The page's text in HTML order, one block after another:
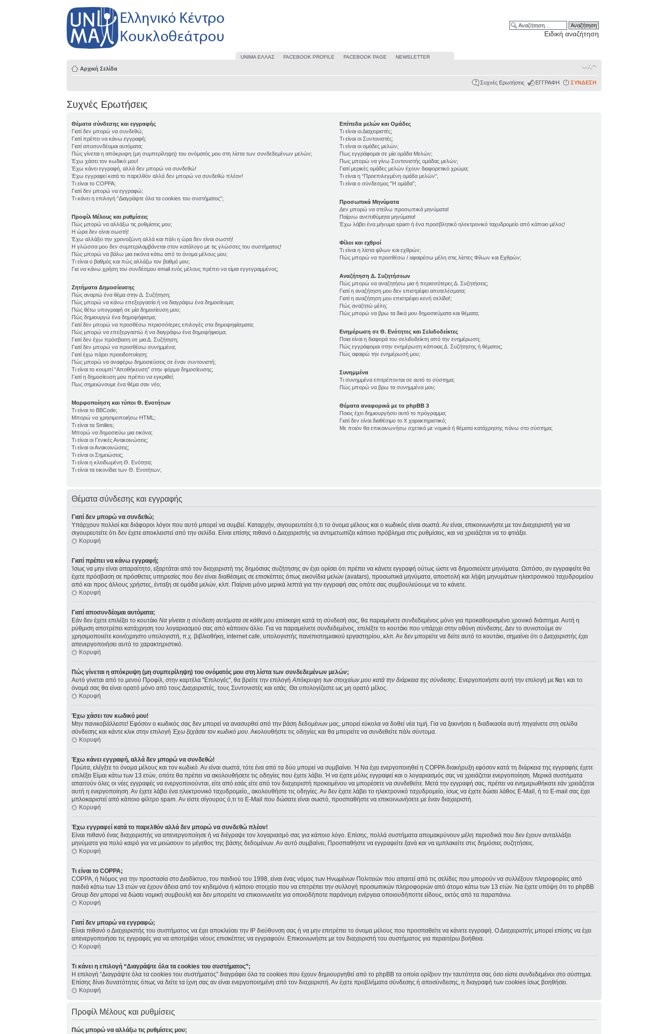
Ειδική αναζήτηση
UΝΙΜΑ ΕΛΛΑΣ FACEBOOK PROFILE FACEBOOK PAGE NEWSLETTER
Αρχική Σελίδα
Συχνές Ερωτήσεις ΕΓΓΡΑΦΗ ΣΥΝΔΕΣΗ
Συχνές Ερωτήσεις
Θέματα σύνδεσης και εγγραφής
Γιατί δεν μπορώ να συνδεθώ;
Γιατί πρέπει να κάνω εγγραφή;
Γιατί αποσυνδέομαι αυτόματα;
Πώς γίνεται η απόκρυψη (μη συμπερίληψη) του ονόματός μου στη λίστα των συνδεδεμένων μελών;
Έχω χάσει τον κωδικό μου!
Έχω κάνει εγγραφή, αλλά δεν μπορώ να συνδεθώ!
Έχω εγγραφεί κατά το παρελθόν αλλά δεν μπορώ να συνδεθώ πλέον!
Τι είναι το COPPA;
Γιατί δεν μπορώ να εγγραφώ;
Τι κάνει η επιλογή “Διαγράψτε όλα τα cookies του συστήματος”;
Προφίλ Μέλους και ρυθμίσεις
Πώς μπορώ να αλλάξω τις ρυθμίσεις μου;
Η ώρα δεν είναι σωστή!
Έχω αλλάξει την χρονοζώνη αλλά και πάλι η ώρα δεν είναι σωστή!
Η γλώσσα μου δεν συμπεριλαμβάνεται στον κατάλογο με τις γλώσσες του συστήματος!
Πώς μπορώ να βάλω μια εικόνα κάτω από το όνομα μέλους μου;
Τι είναι ο βαθμός και πώς αλλάζω τον βαθμό μου;
Για να κάνω χρήση του συνδέσμου email ενός μέλους πρέπει να είμαι εγγεγραμμένος;
Ζητήματα Δημοσίευσης
Πώς αναρτώ ένα θέμα στην Δ. Συζήτηση;
Πώς μπορώ να κάνω επεξεργασία ή να διαγράψω ένα δημοσίευμα;
Πώς θέτω υπογραφή σε μία δημοσίευση μου;
Πώς δημιουργώ ένα δημοψήφισμα;
Γιατί δεν μπορώ να προσθέσω περισσότερες επιλογές στα δημοψηφίσματα;
Πώς μπορώ να επεξεργαστώ ή να διαγράψω ένα δημοψήφισμα;
Γιατί δεν έχω πρόσβαση σε μια Δ. Συζήτηση;
Γιατί δεν μπορώ να προσθέσω συνημμένα;
Γιατί έχω πάρει προειδοποίηση;
Πώς μπορώ να αναφέρω δημοσιεύσεις σε έναν συντονιστή;
Τι είναι το κουμπί “Αποθήκευση” στην φόρμα δημοσίευσης;
Γιατί η δημοσίευση μου πρέπει να εγκριθεί;
Πως σημειώνουμε ένα θέμα σαν νέο;
Μορφοποίηση και τύποι Θ. Ενοτήτων
Τι είναι το BBCode;
Μπορώ να χρησιμοποιήσω HTML;
Τι είναι τα Smilies;
Μπορώ να δημοσιεύω μια εικόνα;
Τι είναι οι Γενικές Ανακοινώσεις;
Τι είναι οι Ανακοινώσεις;
Τι είναι οι Σημειώσεις;
Τι είναι η κλειδωμένη Θ. Ενότητα;
Τι είναι τα εικονίδια των Θ. Ενοτήτων;
Επίπεδα μελών και Ομάδες
Τι είναι οι Διαχειριστές;
Τι είναι οι Συντονιστές;
Τι είναι οι ομάδες μελών;
Πως εγγράφομαι σε μία ομάδα Μελών;
Πως μπορώ να γίνω Συντονιστής ομάδας μελών;
Γιατί μερικές ομάδες μελών έχουν διαφορετικό χρώμα;
Τι είναι η “Προεπιλεγμένη ομάδα μελών”;
Τι είναι ο σύνδεσμος "Η ομάδα”;
Προσωπικά Μηνύματα
Δεν μπορώ να στείλω προσωπικά μηνύματα!
Παίρνω ανεπιθύμητα μηνύματα!
Έχω λάβει ένα μήνυμα spam ή ένα προσβλητικό ηλεκτρονικό ταχυδρομείο από κάποιο μέλος!
Φίλοι και εχθροί
Τι είναι η λίστα φίλων και εχθρών;
Πώς μπορώ να προσθέσω / αφαιρέσω μέλη στις λίστες Φίλων και Εχθρών;
Αναζήτηση Δ. Συζητήσεων
Πώς μπορώ να αναζητήσω μια ή περισσότερες Δ. Συζητήσεις;
Γιατί η αναζήτηση μου δεν επιστρέφει αποτελέσματα;
Γιατί η αναζήτηση μου επιστρέφει κενή σελίδα!;
Πώς αναζητώ μέλη;
Πώς μπορώ να βρω τα δικά μου δημοσιεύματα και θέματα;
Ενημέρωση σε Θ. Ενότητες και Σελιδοδείκτες
Ποια είναι η διαφορά του σελιδοδείκτη από την ενημέρωση;
Πώς εγγράφομαι στην ενημέρωση κάποιας Δ. Συζήτησης ή θέματος;
Πώς αφαιρώ την ενημέρωσή μου;
Συνημμένα
Τι συνημμένα επιτρέπονται σε αυτό το σύστημα;
Πώς μπορώ να βρω τα συνημμένα μου;
Θέματα αναφορικά με το phpBB 3
Ποιος έχει δημιουργήσει αυτό το πρόγραμμα;
Γιατί δεν είναι διαθέσιμο το Χ χαρακτηριστικό;
Με ποιόν θα επικοινωνήσω σχετικά με νομικά ή θέματα κατάχρησης πάνω στο σύστημα;
Θέματα σύνδεσης και εγγραφής
Γιατί δεν μπορώ να συνδεθώ;
Υπάρχουν πολλοί και διάφοροι λόγοι που αυτό μπορεί να συμβεί. Καταρχήν, σιγουρευτείτε ό,τι το όνομα μέλους και ο κωδικός είναι σωστά. Αν είναι, επικοινωνήστε με τον Διαχειριστή για να
σιγουρευτείτε ότι δεν έχετε αποκλειστεί από την σελίδα. Είναι επίσης πιθανό ο Διαχειριστής να αντιμετωπίζει κάποιο πρόβλημα στις ρυθμίσεις, και να χρειάζεται να το φτιάξει.
Κορυφή
Γιατί πρέπει να κάνω εγγραφή;
Ίσως να μην είναι απαραίτητο, εξαρτάται από τον διαχειριστή της δημόσιας συζήτησης αν έχει ορίσει ότι πρέπει να κάνετε εγγραφή ούτως ώστε να δημοσιεύετε μηνύματα. Ωστόσο, αν εγγραφείτε θα
έχετε πρόσβαση σε πρόσθετες υπηρεσίες που δεν είναι διαθέσιμες σε επισκέπτες όπως εικονίδια μελών (avatars), προσωπικά μηνύματα, αποστολή και λήψη μηνυμάτων ηλεκτρονικού ταχυδρομείου
από και προς άλλους χρήστες, ένταξη σε ομάδα μελών, κλπ. Παίρνει μόνο μερικά λεπτά για την εγγραφή σας οπότε σας συμβουλεύουμε να το κάνετε.
Κορυφή
Γιατί αποσυνδέομαι αυτόματα;
Εάν δεν έχετε επιλέξει το κουτάκιΝα γίνεται η σύνδεση αυτόματα σε κάθε μου επίσκεψη κατά τη σύνδεσή σας, θα παραμένετε συνδεδεμένος μόνο για προκαθορισμένο χρονικό διάστημα. Αυτή η
ρύθμιση αποτρέπει κατάχρηση του λογαριασμού σας από κάποιον άλλο. Για να παραμείνετε συνδεδεμένος, επιλέξτε το κουτάκι που υπάρχει στην οθόνη σύνδεσης. Δεν το συνιστούμε αν
χρησιμοποιείτε κοινόχρηστο υπολογιστή, π.χ. βιβλιοθήκη, internet cafe, υπολογιστής πανεπιστημιακού εργαστηρίου, κλπ. Αν δεν μπορείτε να δείτε αυτό το κουτάκι, σημαίνει ότι ο Διαχειριστής έχει
απενεργοποιήσει αυτό το χαρακτηριστικό.
Κορυφή
Πώς γίνεται η απόκρυψη (μη συμπερίληψη) του ονόματός μου στη λίστα των συνδεδεμένων μελών;
Αυτό γίνεται από το μενού Προφίλ, στην καρτέλα "Επιλογές", θα βρείτε την επιλογήΑπόκρυψη των στοιχείων μου κατά την διάρκεια της σύνδεσης. Ενεργοποιήστε αυτή την επιλογή με Ναι και το
όνομά σας θα είναι ορατό μόνο από τους Διαχειριστές, τους Συντονιστές και εσάς. Θα υπολογίζεστε ως μη ορατό μέλος.
Κορυφή
Έχω χάσει τον κωδικό μου!
Μην πανικοβάλλεστε! Εφόσον ο κωδικός σας δεν μπορεί να ανασυρθεί από την βάση δεδομένων μας, μπορεί εύκολα να δοθεί νέα τιμή. Για να ξεκινήσει η διαδικασία αυτή πηγαίνετε στη σελίδα
σύνδεσης και κάντε κλικ στην επιλογήΈχω ξεχάσει τον κωδικό μου. Ακολουθήστε τις οδηγίες και θα μπορείτε να συνδεθείτε πάλι σύντομα.
Κορυφή
Έχω κάνει εγγραφή, αλλά δεν μπορώ να συνδεθώ!
Πρώτα, ελέγξτε το όνομα μέλους και τον κωδικό. Αν είναι σωστά, τότε ένα από τα δύο μπορεί να συμβαίνει. Ή Να έχει ενεργοποιηθεί η COPPA διακήρυξη εφόσον κατά τη διάρκεια της εγγραφής έχετε
επιλέξει Είμαι κάτω των 13 ετών, οπότε θα πρέπει να ακολουθήσετε τις οδηγίες που έχετε λάβει. Ή να έχετε μόλις εγγραφεί και ο λογαριασμός σας να χρειάζεται ενεργοποίηση. Μερικά συστήματα
απαιτούν όλες οι νέες εγγραφές να ενεργοποιούνται, είτε από εσάς είτε από τον διαχειριστή προκειμένου να μπορέσετε να συνδεθείτε. Μετά την εγγραφή σας, πρέπει να ενημερωθήκατε εάν χρειάζεται
αυτή η ενεργοποίηση. Αν έχετε λάβει ένα ηλεκτρονικό ταχυδρομείο,, ακολουθήστε τις οδηγίες. Αν δεν έχετε λάβει το ηλεκτρονικό ταχυδρομείο, ίσως να έχετε δώσει λάθος E-Mail, ή το E-mail σας έχει
μπλοκαριστεί από κάποιο φίλτρο spam. Αν είστε σίγουρος ό,τι το E-Mail που δώσατε είναι σωστό, προσπαθήστε να επικοινωνήσετε με έναν διαχειριστή.
Κορυφή
Έχω εγγραφεί κατά το παρελθόν αλλά δεν μπορώ να συνδεθώ πλέον!
Είναι πιθανό ένας διαχειριστής να απενεργοποίησε ή να διέγραψε τον λογαριασμό σας για κάποιο λόγο. Επίσης, πολλά συστήματα απομακρύνουν μέλη περιοδικά που δεν έχουν ανταλλάξει
μηνύματα για πολύ καιρό για να μειώσουν το μέγεθος της βάσης δεδομένων. Αν αυτό συμβαίνει, Προσπαθήστε να εγγραφείτε ξανά και να εμπλακείτε στις δημόσιες συζητήσεις.
Κορυφή
Τι είναι το COPPA;
COPPA, ή Νόμος για την προστασία στο Διαδίκτυο, του παιδιού του 1998, είναι ένας νόμος των Ηνωμένων Πολιτειών που απαιτεί από τις σελίδες που μπορούν να συλλέξουν πληροφορίες από
παιδιά κάτω των 13 ετών να έχουν άδεια από τον κηδεμόνα ή κάποιο στοιχείο που να επιτρέπει την συλλογή προσωπικών πληροφοριών από άτομο κάτω των 13 ετών. Να έχετε υπόψη ότι το phpBB
Group δεν μπορεί να δώσει νομική συμβουλή και δεν μπορείτε να επικοινωνείτε για οποιοδήποτε παράνομη ενέργεια οποιουδήποττε είδους, εκτός από τα παραπάνω.
Κορυφή
Γιατί δεν μπορώ να εγγραφώ;
Είναι πιθανό ο Διαχειριστής του συστήματος να έχει αποκλείσει την IP διεύθυνση σας ή να μην επιτρέπει το όνομα μέλους που προσπαθείτε να κάνετε εγγραφή. Ο Διαχειριστής μπορεί επίσης να έχει
απενεργοποιήσει τις εγγραφές για να αποτρέψει νέους επισκέπτες να εγγραφούν. Επικοινωνήστε με τον διαχειριστή του συστήματος για περαιτέρω βοήθεια.
Κορυφή
Τι κάνει η επιλογή “Διαγράψτε όλα τα cookies του συστήματος”;
Η επιλογή “Διαγράψτε όλα τα cookies του συστήματος” διαγράφει όλα τα cookies που έχουν δημιουργηθεί από το phpBB τα οποία ορίζουν την ταυτότητα σας όσο είστε συνδεδεμένοι στο σύστημα.
Επίσης δίνει δυνατότητες όπως να δείτε τα ίχνη σας αν είναι ενεργοποιημένη από τον διαχειριστή. Αν έχετε προβλήματα σύνδεσης ή αποσύνδεσης, η διαγραφή των cookies ίσως βοηθήσει.
Κορυφή
Προφίλ Μέλους και ρυθμίσεις
Πώς μπορώ να αλλάξω τις ρυθμίσεις μου;